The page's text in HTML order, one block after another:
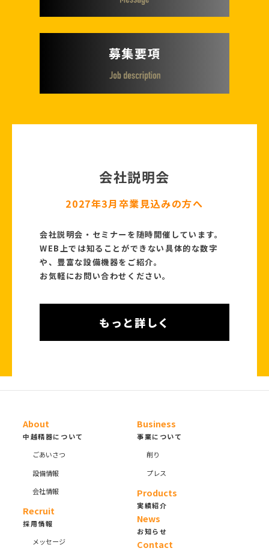
募集要項
会社説明会
2027年3月卒業見込みの方へ
会社説明会・セミナーを随時開催しています。
WEB上では知ることができない具体的な数字
や、豊富な設備機器をご紹介。
お気軽にお問い合わせください。
もっと詳しく
About
中越精器について
ごあいさつ
設備情報
会社情報
Recruit
採用情報
メッセージ
Business
事業について
削り
プレス
Products
実績紹介
News
お知らせ
Contact